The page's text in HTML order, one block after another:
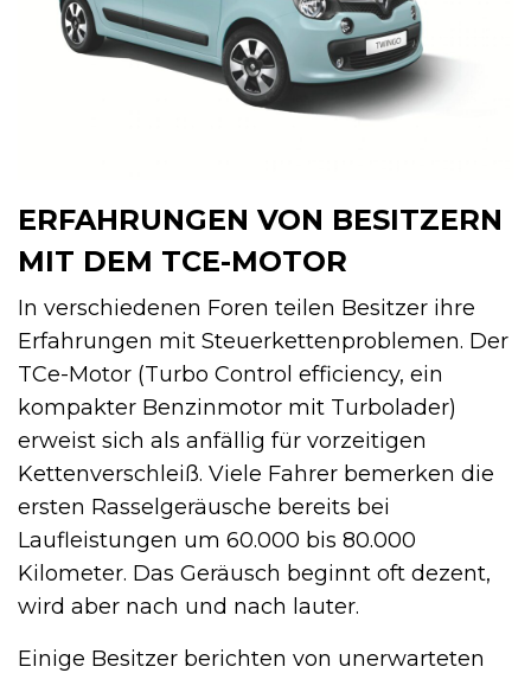
ERFAHRUNGEN VON BESITZERN
MIT DEM TCE-MOTOR
In verschiedenen Foren teilen Besitzer ihre
Erfahrungen mit Steuerkettenproblemen. Der
TCe-Motor (Turbo Control efficiency, ein
kompakter Benzinmotor mit Turbolader)
erweist sich als anfällig für vorzeitigen
Kettenverschleiß. Viele Fahrer bemerken die
ersten Rasselgeräusche bereits bei
Laufleistungen um 60.000 bis 80.000
Kilometer. Das Geräusch beginnt oft dezent,
wird aber nach und nach lauter.
Einige Besitzer berichten von unerwarteten